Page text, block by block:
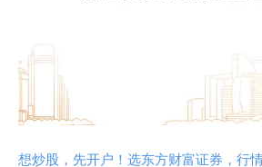
想炒股，先开户！选东方财富证券，行